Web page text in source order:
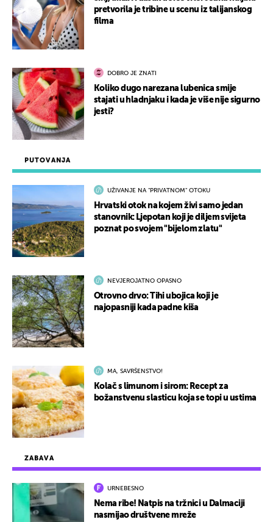
ZABAVA
URNEBESNO
Nema ribe! Natpis na tržnici u Dalmaciji
nasmijao društvene mreže
PUTOVANJA
UŽIVANJE NA "PRIVATNOM" OTOKU
Hrvatski otok na kojem živi samo jedan
stanovnik: Ljepotan koji je diljem svijeta
poznat po svojem "bijelom zlatu"
NEVJEROJATNO OPASNO
Otrovno drvo: Tihi ubojica koji je
najopasniji kada padne kiša
MA, SAVRŠENSTVO!
Kolač s limunom i sirom: Recept za
božanstvenu slasticu koja se topi u ustima
pretvorila je tribine u scenu iz talijanskog
filma
DOBRO JE ZNATI
Koliko dugo narezana lubenica smije
stajati u hladnjaku i kada je više nije sigurno
jesti?